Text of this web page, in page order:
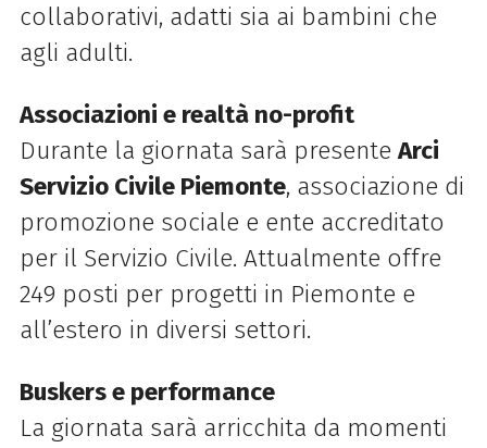
collaborativi, adatti sia ai bambini che
agli adulti.
Associazioni e realtà no-profit
Durante la giornata sarà presenteArci
Servizio Civile Piemonte, associazione di
promozione sociale e ente accreditato
per il Servizio Civile. Attualmente offre
249 posti per progetti in Piemonte e
all’estero in diversi settori.
Buskers e performance
La giornata sarà arricchita da momenti